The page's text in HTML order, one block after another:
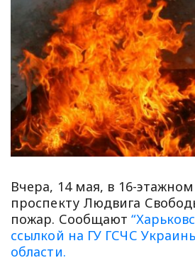
Вчера, 14 мая, в 16-
проспекту Людвига
пожар. Сообщают
ссылкой на ГУ ГСЧС
области.